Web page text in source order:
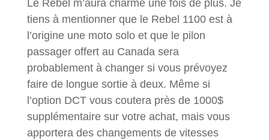
Le Rebel m’aura charmé une fois de plus. Je
tiens à mentionner que le Rebel 1100 est à
l’origine une moto solo et que le pilon
passager offert au Canada sera
probablement à changer si vous prévoyez
faire de longue sortie à deux. Même si
l’option DCT vous coutera près de 1000$
supplémentaire sur votre achat, mais vous
apportera des changements de vitesses